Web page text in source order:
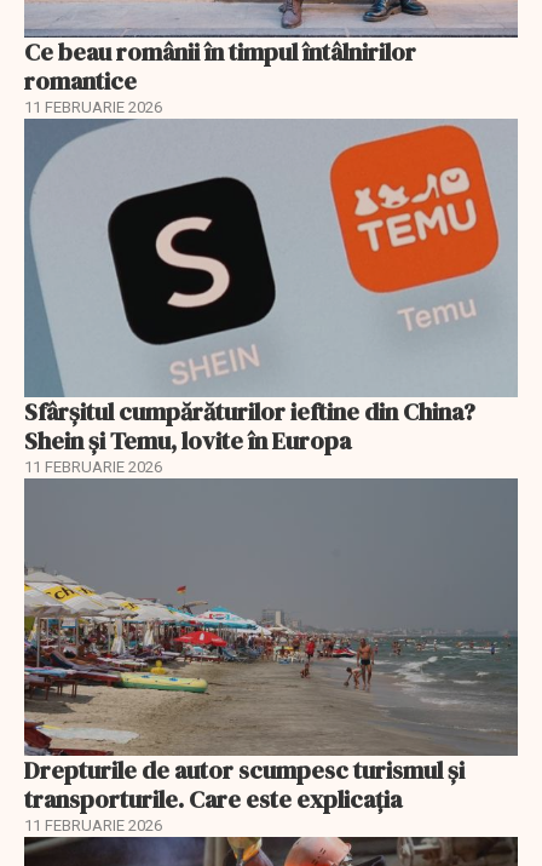
Ce beau românii în timpul întâlnirilor
romantice
11 FEBRUARIE 2026
Sfârșitul cumpărăturilor ieftine din China?
Shein și Temu, lovite în Europa
11 FEBRUARIE 2026
Drepturile de autor scumpesc turismul și
transporturile. Care este explicația
11 FEBRUARIE 2026